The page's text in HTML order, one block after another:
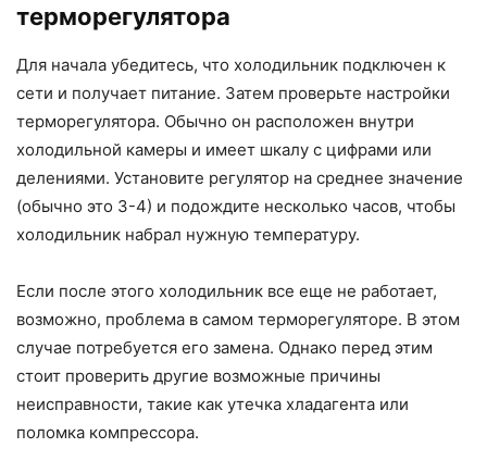
терморегулятора
Для начала убедитесь, что холодильник подключен к
сети и получает питание. Затем проверьте настройки
терморегулятора. Обычно он расположен внутри
холодильной камеры и имеет шкалу с цифрами или
делениями. Установите регулятор на среднее значение
(обычно это 3-4) и подождите несколько часов, чтобы
холодильник набрал нужную температуру.
Если после этого холодильник все еще не работает,
возможно, проблема в самом терморегуляторе. В этом
случае потребуется его замена. Однако перед этим
стоит проверить другие возможные причины
неисправности, такие как утечка хладагента или
поломка компрессора.